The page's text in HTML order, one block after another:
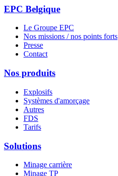
EPC Belgique
Le Groupe EPC
Nos missions / nos points forts
Presse
Contact
Nos produits
Explosifs
Systèmes d'amorçage
Autres
FDS
Tarifs
Solutions
Minage carrière
Minage TP